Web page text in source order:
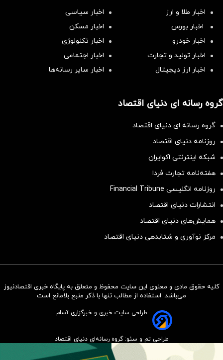
سرمایه‌گذاری همسنگ با شاخص
اخبار طلا و ارز
اخبار سیاسی
اخبار بورس
اخبار مسکن
اخبار خودرو
اخبار تکنولوژی
اخبار تولید و تجارت
اخبار اجتماعی
اخبار ارز دیجیتال
اخبار سایر رسانه‌‌ها
گروه رسانه ای دنیای اقتصاد
گروه رسانه ای دنیای اقتصاد
روزنامه دنیای اقتصاد
شبکه اینترنتی اکوایران
هفته‌نامه تجارت فردا
روزنامه انگلیسی Financial Tribune
انتشارات دنیای اقتصاد
همایش‌های دنیای اقتصاد
مرکز نوآوری و شتابدهی دنیای اقتصاد
کلیه حقوق مادی و معنوی این سایت محفوظ و متعلق به پایگاه خبری اقتصادنیوز
می‌باشد. استفاده از مطالب تنها با ذکر منبع بلامانع است
طراحی سایت خبری و خبرگزاری آسام
طراحی تم و سئو: گروه رسانه‌ای دنیای اقتصاد